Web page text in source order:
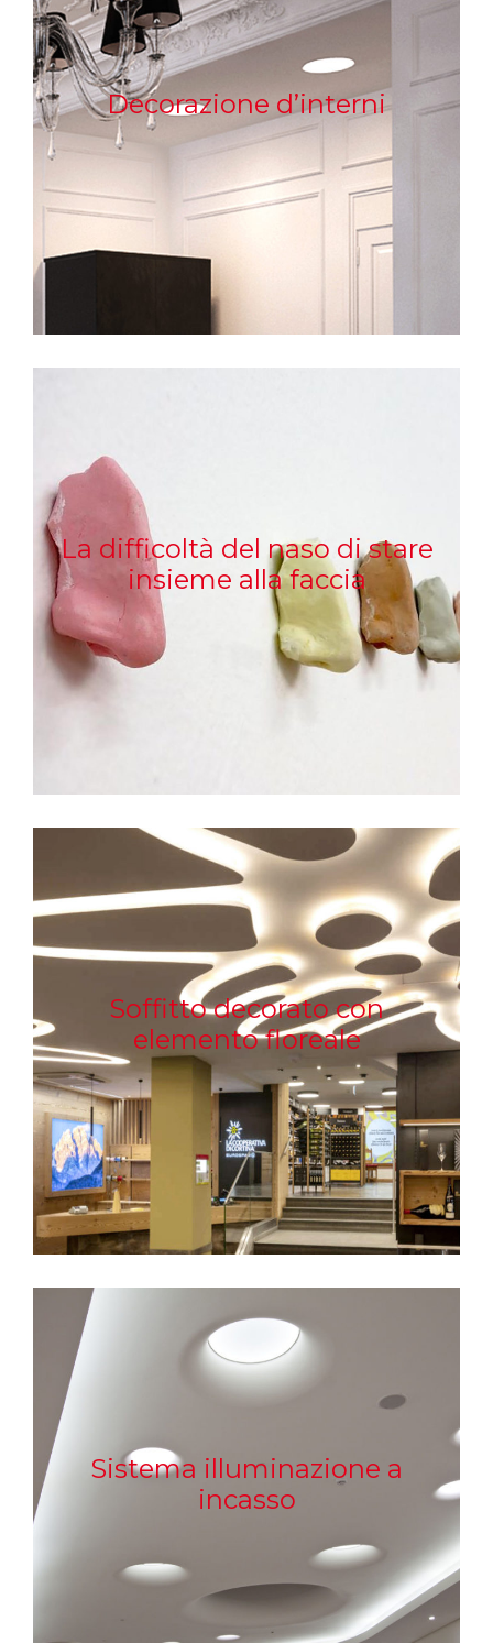
Decorazione d’interni
La difficoltà del naso di stare
insieme alla faccia
Soffitto decorato con
elemento floreale
Sistema illuminazione a
incasso